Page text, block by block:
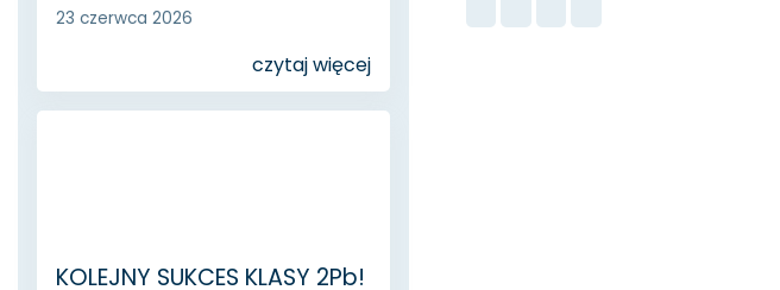
23 czerwca 2026
czytaj więcej
KOLEJNY SUKCES KLASY 2Pb!